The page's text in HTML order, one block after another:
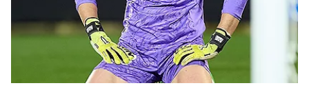
Atletismo